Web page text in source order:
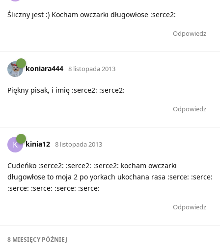
Śliczny jest :) Kocham owczarki długowłose :serce2:
Odpowiedz
koniara444 8 listopada 2013
Piękny pisak, i imię :serce2: :serce2:
Odpowiedz
K kinia12 8 listopada 2013
Cudeńko :serce2: :serce2: :serce2: kocham owczarki
długowłose to moja 2 po yorkach ukochana rasa :serce: :serce:
:serce: :serce: :serce: :serce:
Odpowiedz
8 MIESIĘCYPÓŹNIEJ